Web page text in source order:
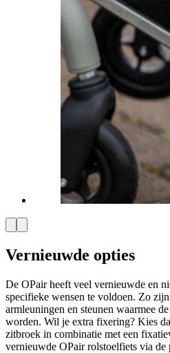
Vernieuwde opties
De OPair heeft veel vernieuwde en
specifieke wensen te voldoen. Zo
armleuningen en steunen waarmee
worden. Wil je extra fixering? Kies
zitbroek in combinatie met een
vernieuwde OPair rolstoelfiets via de